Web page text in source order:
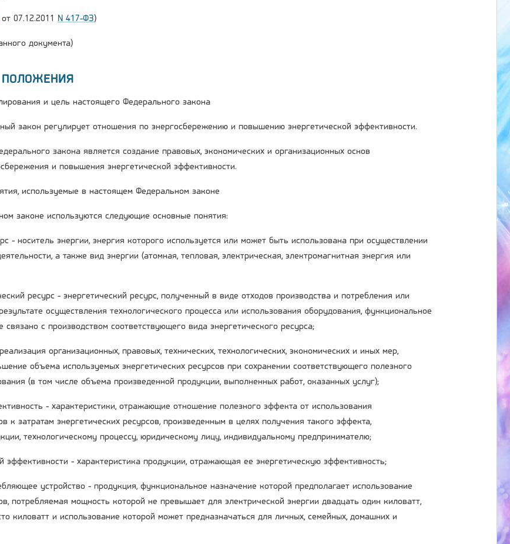
от 07.12.2011 N 417-ФЗ)
документа)
ПОЛОЖЕНИЯ
и цель настоящего Федерального закона
закон регулирует отношения по энергосбережению и повышению энергетической эффективности.
закона является создание правовых, экономических и организационных основ
и повышения энергетической эффективности.
используемые в настоящем Федеральном законе
законе используются следующие основные понятия:
- носитель энергии, энергия которого используется или может быть использована при осуществлении
а также вид энергии (атомная, тепловая, электрическая, электромагнитная энергия или
ресурс - энергетический ресурс, полученный в виде отходов производства и потребления или
осуществления технологического процесса или использования оборудования, функциональное
связано с производством соответствующего вида энергетического ресурса;
организационных, правовых, технических, технологических, экономических и иных мер,
объема используемых энергетических ресурсов при сохранении соответствующего полезного
(в том числе объема произведенной продукции, выполненных работ, оказанных услуг);
- характеристики, отражающие отношение полезного эффекта от использования
к затратам энергетических ресурсов, произведенным в целях получения такого эффекта,
технологическому процессу, юридическому лицу, индивидуальному предпринимателю;
эффективности - характеристика продукции, отражающая ее энергетическую эффективность;
устройство - продукция, функциональное назначение которой предполагает использование
потребляемая мощность которой не превышает для электрической энергии двадцать один киловатт,
киловатт и использование которой может предназначаться для личных, семейных, домашних и